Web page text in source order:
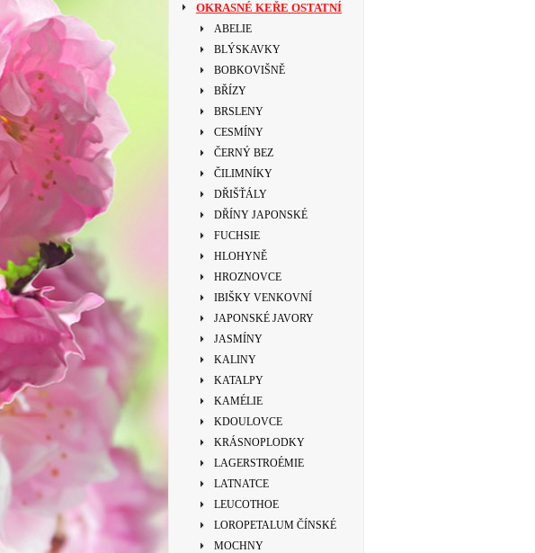
OKRASNÉ KEŘE OSTATNÍ
ABELIE
BLÝSKAVKY
BOBKOVIŠNĚ
BŘÍZY
BRSLENY
CESMÍNY
ČERNÝ BEZ
ČILIMNÍKY
DŘIŠŤÁLY
DŘÍNY JAPONSKÉ
FUCHSIE
HLOHYNĚ
HROZNOVCE
IBIŠKY VENKOVNÍ
JAPONSKÉ JAVORY
JASMÍNY
KALINY
KATALPY
KAMÉLIE
KDOULOVCE
KRÁSNOPLODKY
LAGERSTROÉMIE
LATNATCE
LEUCOTHOE
LOROPETALUM ČÍNSKÉ
MOCHNY